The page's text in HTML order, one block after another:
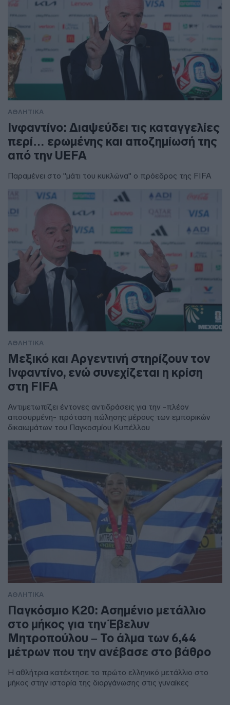
ΑΘΛΗΤΙΚΑ
Ινφαντίνο: Διαψεύδει τις καταγγελίες
περί… ερωμένης και αποζημίωσή της
από την UEFA
Παραμένει στο "μάτι του κυκλώνα" ο πρόεδρος της FIFA
ΑΘΛΗΤΙΚΑ
Μεξικό και Αργεντινή στηρίζουν τον
Ινφαντίνο, ενώ συνεχίζεται η κρίση
στη FIFA
Αντιμετωπίζει έντονες αντιδράσεις για την -πλέον
αποσυρμένη- πρόταση πώλησης μέρους των εμπορικών
δικαιωμάτων του Παγκοσμίου Κυπέλλου
ΑΘΛΗΤΙΚΑ
Παγκόσμιο Κ20: Ασημένιο μετάλλιο
στο μήκος για την Έβελυν
Μητροπούλου – Το άλμα των 6,44
μέτρων που την ανέβασε στο βάθρο
Η αθλήτρια κατέκτησε το πρώτο ελληνικό μετάλλιο στο
μήκος στην ιστορία της διοργάνωσης στις γυναίκες